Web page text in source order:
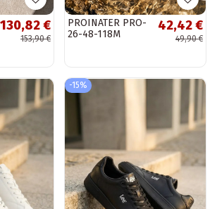
130,82 €
153,90 €
PROINATER PRO-
26-48-118M
42,42 €
49,90 €
-15%